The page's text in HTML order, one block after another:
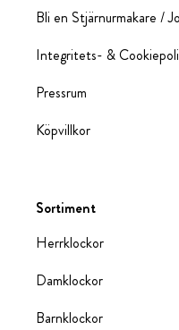
Bli en Stjärnurmakare /
Integritets- &
Pressrum
Köpvillkor
Sortiment
Herrklockor
Damklockor
Barnklockor